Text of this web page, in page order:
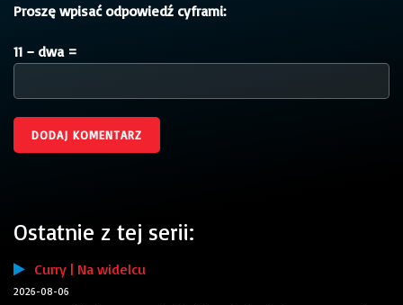
Proszę wpisać odpowiedź cyframi:
11 − dwa =
Ostatnie z tej serii:
Curry | Na widelcu
2026-08-06